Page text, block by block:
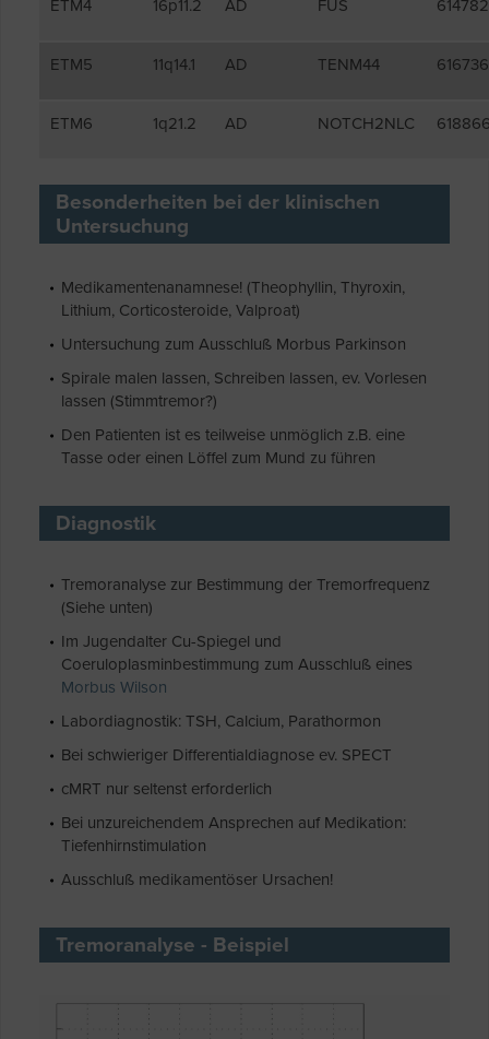
ETM4 16p11.2 AD FUS 614782
ETM5 11q14.1 AD TENM44 616736
ETM6 1q21.2 AD NOTCH2NLC
Besonderheiten bei der klinischen
Untersuchung
Medikamentenanamnese! (Theophyllin, Thyroxin,
Lithium, Corticosteroide, Valproat)
Untersuchung zum Ausschluß Morbus Parkinson
Spirale malen lassen, Schreiben lassen, ev. Vorlesen
lassen (Stimmtremor?)
Den Patienten ist es teilweise unmöglich z.B. eine
Tasse oder einen Löffel zum Mund zu führen
Diagnostik
Tremoranalyse zur Bestimmung der Tremorfrequenz
(Siehe unten)
Im Jugendalter Cu-Spiegel und
Coeruloplasminbestimmung zum Ausschluß eines
Morbus Wilson
Labordiagnostik: TSH, Calcium, Parathormon
Bei schwieriger Differentialdiagnose ev. SPECT
cMRT nur seltenst erforderlich
Bei unzureichendem Ansprechen auf Medikation:
Tiefenhirnstimulation
Ausschluß medikamentöser Ursachen!
Tremoranalyse - Beispiel